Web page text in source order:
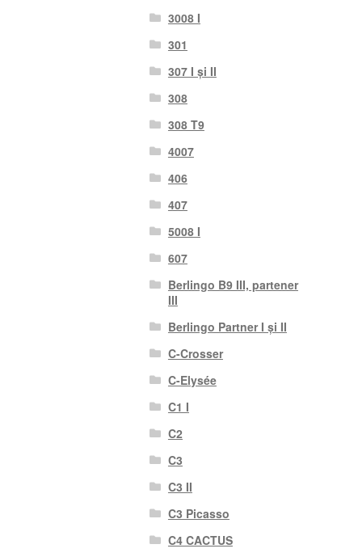
3008 I
301
307 I și II
308
308 T9
4007
406
407
5008 I
607
Berlingo B9 III, partener
III
Berlingo Partner I și II
C-Crosser
C-Elysée
C1 I
C2
C3
C3 II
C3 Picasso
C4 CACTUS